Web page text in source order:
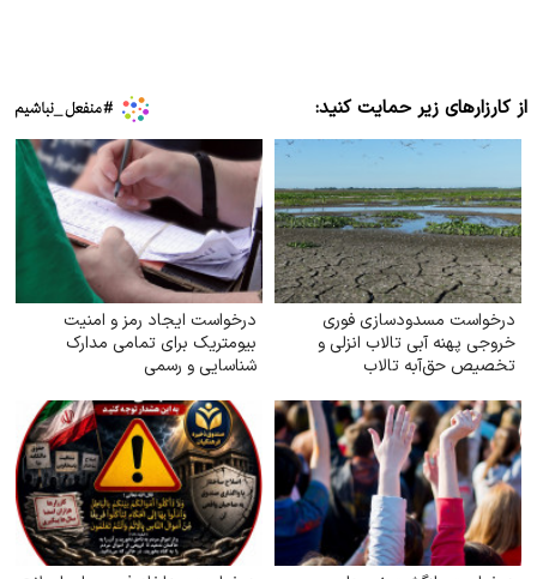
از کارزارهای زیر حمایت کنید:
درخواست مسدودسازی فوری
خروجی پهنه آبی تالاب انزلی و
تخصیص حق‌آبه تالاب
درخواست ایجاد رمز و امنیت
بیومتریک برای تمامی مدارک
شناسایی و رسمی